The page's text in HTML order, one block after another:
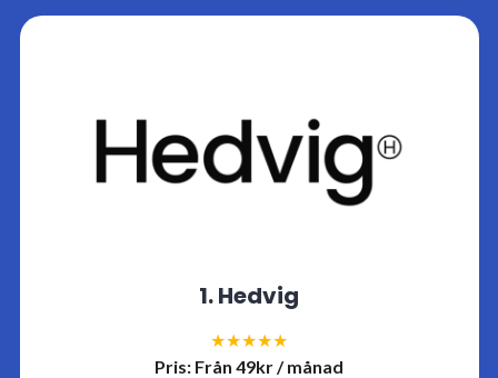
1. Hedvig
★★★★★
Pris: Från 49kr / månad